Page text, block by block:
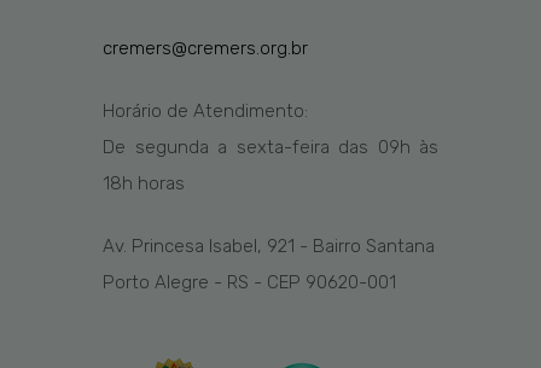
cremers@cremers.org.br
Horário de Atendimento:
De segunda a sexta-feira das 09h às
18h horas
Av. Princesa Isabel, 921 - Bairro Santana
Porto Alegre - RS - CEP 90620-001